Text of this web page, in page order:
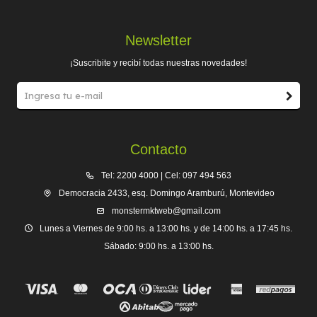
Contacto
Tel: 2200 4000 | Cel: 097 494 563
Democracia 2433, esq. Domingo Aramburú, Montevideo
monstermktweb@gmail.com
Lunes a Viernes de 9:00 hs. a 13:00 hs. y de 14:00 hs. a 17:45 hs.
Sábado: 9:00 hs. a 13:00 hs.
Newsletter
¡Suscribite y recibí todas nuestras novedades!